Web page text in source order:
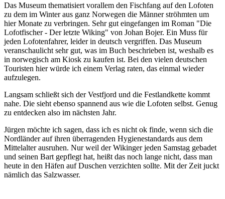
Das Museum thematisiert vorallem den Fischfang auf den Lofoten
zu dem im Winter aus ganz Norwegen die Männer ströhmten um
hier Monate zu verbringen. Sehr gut eingefangen im Roman "Die
Lofotfischer - Der letzte Wiking" von Johan Bojer. Ein Muss für
jeden Lofotenfahrer, leider in deutsch vergriffen. Das Museum
veranschaulicht sehr gut, was im Buch beschrieben ist, weshalb es
in norwegisch am Kiosk zu kaufen ist. Bei den vielen deutschen
Touristen hier würde ich einem Verlag raten, das einmal wieder
aufzulegen.
Langsam schließt sich der Vestfjord und die Festlandkette kommt
nahe. Die sieht ebenso spannend aus wie die Lofoten selbst. Genug
zu entdecken also im nächsten Jahr.
Jürgen möchte ich sagen, dass ich es nicht ok finde, wenn sich die
Nordländer auf ihren überragenden Hygienestandards aus dem
Mittelalter ausruhen. Nur weil der Wikinger jeden Samstag gebadet
und seinen Bart gepflegt hat, heißt das noch lange nicht, dass man
heute in den Häfen auf Duschen verzichten sollte. Mit der Zeit juckt
nämlich das Salzwasser.